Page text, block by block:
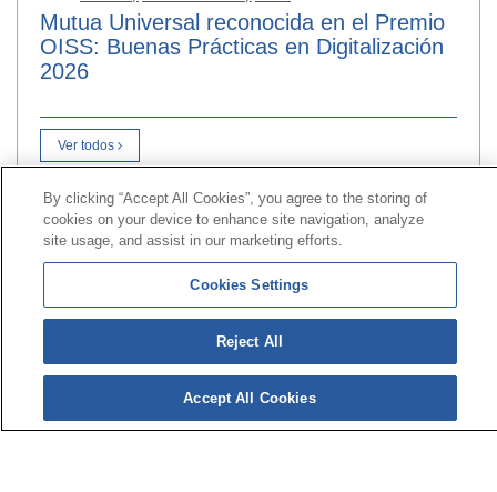
Mutua Universal reconocida en el Premio
OISS: Buenas Prácticas en Digitalización
2026
Ver todos
Kontaktua| kontratatzailearen Profila|Erreklamazioak
Lerro Unibertsala 900 203 203
Toki Pribatua Prestazio
berezien Batzordea|Toki Pribatu Hornitzailea Sanitarioa
© 2026ko Universal Mutua| Gunearen mapa
abisua | Datu-babesaren Politika| cookieen Politika
Jarraitu bertan:
By clicking “Accept All Cookies”, you agree to the storing of
cookies on your device to enhance site navigation, analyze
site usage, and assist in our marketing efforts.
Cookies Settings
Reject All
Accept All Cookies